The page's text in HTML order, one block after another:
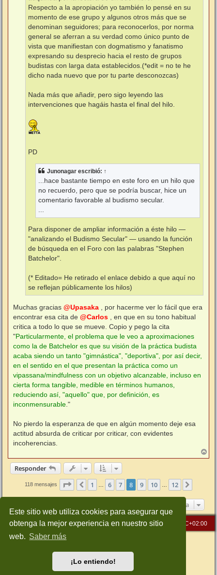
Este sitio web utiliza cookies para asegurar que
obtenga la mejor experiencia en nuestro sitio
web. Saber más
¡Lo entiendo!
Respecto a la apropiación yo también lo pensé en su
momento de ese grupo y algunos otros más que se
denominan seguidores; para reconocerlos, por norma
general se aferran a su verdad como único punto de
vista que manifiestan con dogmatismo y fanatismo
expresando su desprecio hacia el resto de grupos
budistas con larga data establecidos.(*edit = no te he
dicho nada nuevo que por tu parte desconozcas)
Nada más que añadir, pero sigo leyendo las
intervenciones que hagáis hasta el final del hilo.
PD
Junonagar escribió: ↑
...hace bastante tiempo en este foro en un hilo que
no recuerdo, pero que se podría buscar, hice un
comentario favorable al budismo secular.
...
Para disponer de ampliar información a éste hilo —
"analizando el Budismo Secular" — usando la función
de búsqueda en el Foro con las palabras "Stephen
Batchelor".
(* Editado= He retirado el enlace debido a que aquí no
se reflejan públicamente los hilos)
Muchas gracias @Upasaka , por hacerme ver lo fácil que era
encontrar esa cita de @Carlos , en que en su tono habitual
critica a todo lo que se mueve. Copio y pego la cita
"Particularmente, el problema que le veo a aproximaciones
como la de Batchelor es que su visión de la práctica budista
acaba siendo un tanto "gimnástica", "deportiva", por así decir,
en el sentido en el que presentan la práctica como un
vipassana/mindfulness con un objetivo alcanzable, incluso en
cierta forma tangible, medible en términos humanos,
reduciendo así, "aquello" que, por definición, es
inconmensurable ."
No pierdo la esperanza de que en algún momento deje esa
actitud absurda de criticar por criticar, con evidentes
incoherencias.
r
Responder
118 mensajes Página de 12
Anterior
1 6 7 8 9 10 12
Ir a
Inicio Índice general Todos los horarios son UTC+02:00
Desarrollado porphpBB